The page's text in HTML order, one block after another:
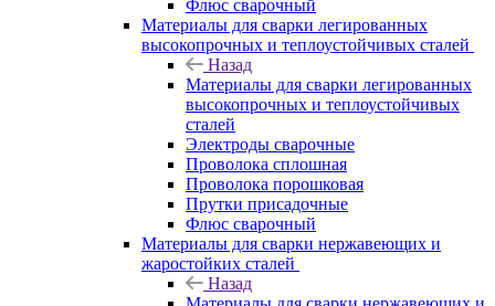
Флюс сварочный
Материалы для сварки легированных
высокопрочных и теплоустойчивых сталей
Назад
Материалы для сварки легированных
высокопрочных и теплоустойчивых
сталей
Электроды сварочные
Проволока сплошная
Проволока порошковая
Прутки присадочные
Флюс сварочный
Материалы для сварки нержавеющих и
жаростойких сталей
Назад